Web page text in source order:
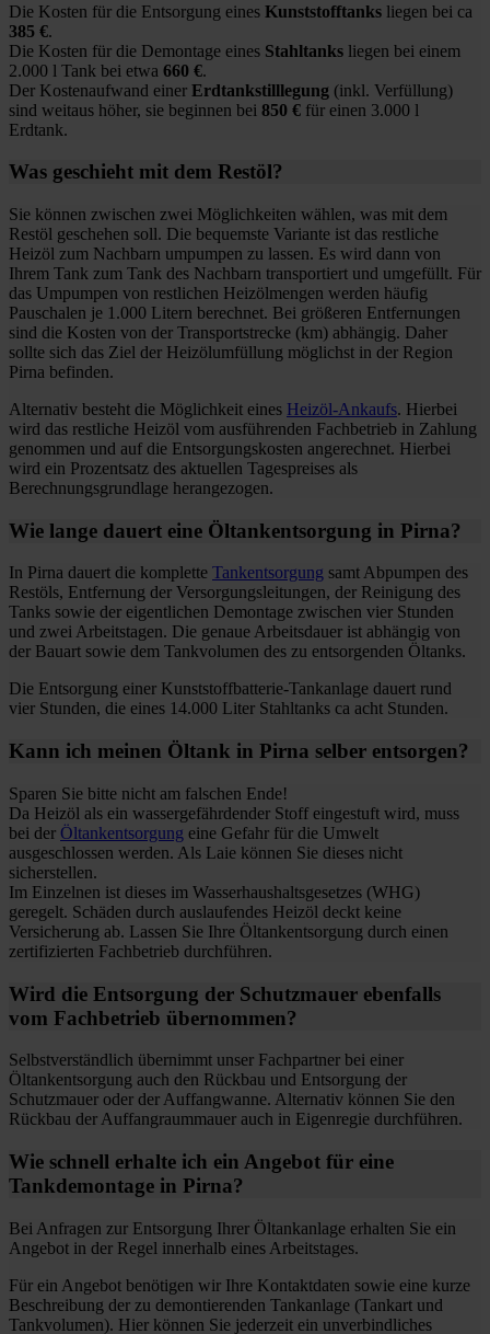
Die Kosten für die Entsorgung eines Kunststofftanks liegen bei ca
385 €.
Die Kosten für die Demontage eines Stahltanks liegen bei einem
2.000 l Tank bei etwa 660 €.
Der Kostenaufwand einer Erdtankstilllegung (inkl. Verfüllung)
sind weitaus höher, sie beginnen bei 850 € für einen 3.000 l
Erdtank.
Was geschieht mit dem Restöl?
Sie können zwischen zwei Möglichkeiten wählen, was mit dem
Restöl geschehen soll. Die bequemste Variante ist das restliche
Heizöl zum Nachbarn umpumpen zu lassen. Es wird dann von
Ihrem Tank zum Tank des Nachbarn transportiert und umgefüllt. Für
das Umpumpen von restlichen Heizölmengen werden häufig
Pauschalen je 1.000 Litern berechnet. Bei größeren Entfernungen
sind die Kosten von der Transportstrecke (km) abhängig. Daher
sollte sich das Ziel der Heizölumfüllung möglichst in der Region
Pirna befinden.
Alternativ besteht die Möglichkeit eines Heizöl-Ankaufs. Hierbei
wird das restliche Heizöl vom ausführenden Fachbetrieb in Zahlung
genommen und auf die Entsorgungskosten angerechnet. Hierbei
wird ein Prozentsatz des aktuellen Tagespreises als
Berechnungsgrundlage herangezogen.
Wie lange dauert eine Öltankentsorgung in Pirna?
In Pirna dauert die komplette Tankentsorgung samt Abpumpen des
Restöls, Entfernung der Versorgungsleitungen, der Reinigung des
Tanks sowie der eigentlichen Demontage zwischen vier Stunden
und zwei Arbeitstagen. Die genaue Arbeitsdauer ist abhängig von
der Bauart sowie dem Tankvolumen des zu entsorgenden Öltanks.
Die Entsorgung einer Kunststoffbatterie-Tankanlage dauert rund
vier Stunden, die eines 14.000 Liter Stahltanks ca acht Stunden.
Kann ich meinen Öltank in Pirna selber entsorgen?
Sparen Sie bitte nicht am falschen Ende!
Da Heizöl als ein wassergefährdender Stoff eingestuft wird, muss
bei der Öltankentsorgung eine Gefahr für die Umwelt
ausgeschlossen werden. Als Laie können Sie dieses nicht
sicherstellen.
Im Einzelnen ist dieses im Wasserhaushaltsgesetzes (WHG)
geregelt. Schäden durch auslaufendes Heizöl deckt keine
Versicherung ab. Lassen Sie Ihre Öltankentsorgung durch einen
zertifizierten Fachbetrieb durchführen.
Wird die Entsorgung der Schutzmauer ebenfalls
vom Fachbetrieb übernommen?
Selbstverständlich übernimmt unser Fachpartner bei einer
Öltankentsorgung auch den Rückbau und Entsorgung der
Schutzmauer oder der Auffangwanne. Alternativ können Sie den
Rückbau der Auffangraummauer auch in Eigenregie durchführen.
Wie schnell erhalte ich ein Angebot für eine
Tankdemontage in Pirna?
Bei Anfragen zur Entsorgung Ihrer Öltankanlage erhalten Sie ein
Angebot in der Regel innerhalb eines Arbeitstages.
Für ein Angebot benötigen wir Ihre Kontaktdaten sowie eine kurze
Beschreibung der zu demontierenden Tankanlage (Tankart und
Tankvolumen). Hier können Sie jederzeit ein unverbindliches